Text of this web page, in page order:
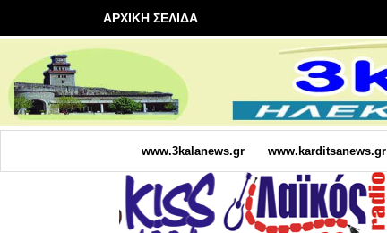
ΑΡΧΙΚΗ ΣΕΛΙΔΑ
www.3kalanews.gr www.karditsanews.gr